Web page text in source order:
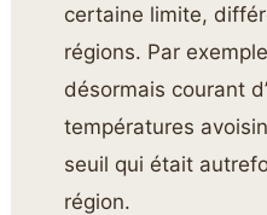
certaine limite,
régions. Par
désormais courant
températures
seuil qui était
région.